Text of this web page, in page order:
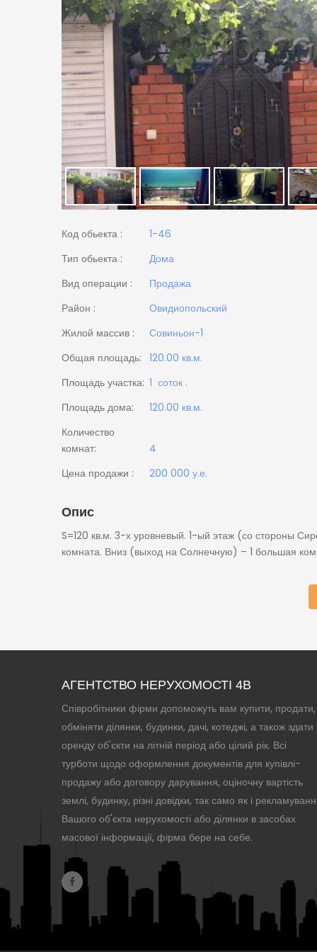
Код обьекта :
1-46
Тип обьекта :
Дома
Вид операции :
Продажа
Район :
Овидиопольский
Жилой массив :
Совиньон-1
Общая площадь: 120.00 кв.м.
Площадь участка: 1 соток .
Площадь дома:
120.00 кв.м.
Количество
комнат:
4
Цена продажи :
200 000 у.е.
Опис
S=120 кв.м. 3-х уровневый. 1-ый этаж (со стороны
комната. Вниз (выход на Солнечную) – 1 большая
АГЕНТСТВО НЕРУХОМОСТІ 4B
Співробітники фірми допоможуть вам купити, продати,
обміняти ділянки, будинки, дачі, котеджі, а також здати
оренду об'єкти на літній період або цілий рік. Всі
турботи щодо оформлення документів для купівлі-
продажу або договору дарування, оціночну вартість
землі, будинку, різні довідки, так само як і
Вашого об'єкта нерухомості або ділянки в засобах
масової інформації, фірма бере на себе.